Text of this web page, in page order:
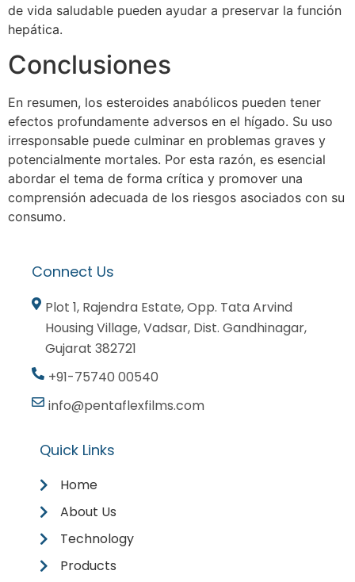
de vida saludable pueden ayudar a preservar la función
hepática.
Conclusiones
En resumen, los esteroides anabólicos pueden tener
efectos profundamente adversos en el hígado. Su uso
irresponsable puede culminar en problemas graves y
potencialmente mortales. Por esta razón, es esencial
abordar el tema de forma crítica y promover una
comprensión adecuada de los riesgos asociados con su
consumo.
Connect Us
Plot 1, Rajendra Estate, Opp. Tata Arvind
Housing Village, Vadsar, Dist. Gandhinagar,
Gujarat 382721
+91-75740 00540
info@pentaflexfilms.com
Quick Links
Home
About Us
Technology
Products